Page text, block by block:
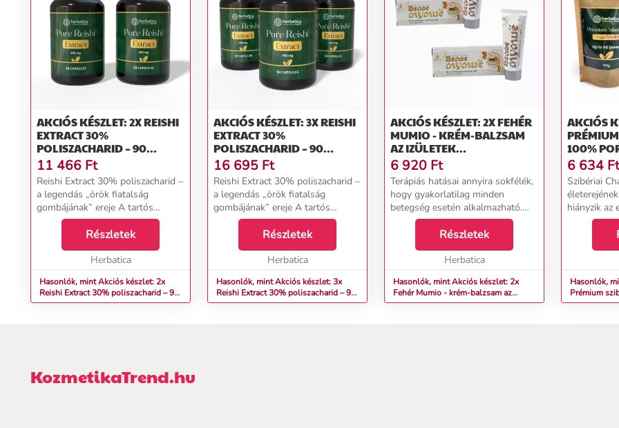
AKCIÓS KÉSZLET: 2X REISHI
EXTRACT 30%
POLISZACHARID – 90
KAPSZULA – HERBATICA
11 466 Ft
Reishi Extract 30% poliszacharid –
a legendás „örök fiatalság
gombájának” ereje A tartós
stressz, a szennyezett környezet,
az ülő életmód vagy az egyoldalú
étrend mind hozzájárulhatnak a
Részletek
Herbatica
Hasonlók, mint Akciós készlet: 2x
Reishi Extract 30% poliszacharid – 90
kapszula – Herbatica
AKCIÓS KÉSZLET: 3X REISHI
EXTRACT 30%
POLISZACHARID – 90
KAPSZULA – HERBATICA
16 695 Ft
Reishi Extract 30% poliszacharid –
a legendás „örök fiatalság
gombájának” ereje A tartós
stressz, a szennyezett környezet,
az ülő életmód vagy az egyoldalú
étrend mind hozzájárulhatnak a
Részletek
Herbatica
Hasonlók, mint Akciós készlet: 3x
Reishi Extract 30% poliszacharid – 90
kapszula – Herbatica
AKCIÓS KÉSZLET: 2X FEHÉR
MUMIO - KRÉM-BALZSAM
AZ IZÜLETEK
REGENERÁLÓDÁSÁHOZ - 75
ML - ELIXIR
6 920 Ft
Terápiás hatásai annyira sokfélék,
hogy gyakorlatilag minden
betegség esetén alkalmazható.
Erősíti az immunrendszert,
így&nbsp;növeli a szervezet
ellenállóképeségét.
Összetételében több tucat
Részletek
Herbatica
Hasonlók, mint Akciós készlet: 2x
Fehér Mumio - krém-balzsam az
izületek regenerálódásához - 75 ml -
AKCIÓS
100%
6 634 Ft
Szibériai
hiányzik az
még rövid
terhelés
Hasonlók,
Prémium
100g -
KozmetikaTrend.hu